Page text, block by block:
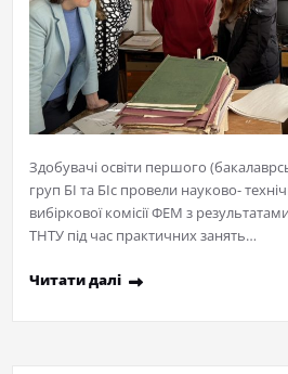
Здобувачі освіти першого
груп БІ та БІс провели науково-
вибіркової комісії ФЕМ з
ТНТУ під час практичних занять…
Читати далі